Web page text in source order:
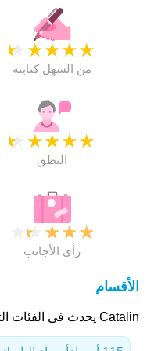
★
★
★
★
★
من السهل كتابته
★
★
★
★
★
النطق
★
★
★
★
رأي الأجانب
الأقسام
Catalin يحدث فى الفئات التالية